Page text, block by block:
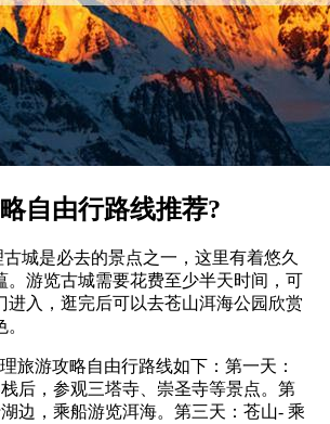
自由行路线推荐?
城是必去的景点之一，这里有着悠久
。游览古城需要花费至少半天时间，可
进入，逛完后可以去苍山洱海公园欣赏
旅游攻略自由行路线如下：第一天：
后，参观三塔寺、崇圣寺等景点。第
边，乘船游览洱海。第三天：苍山- 乘